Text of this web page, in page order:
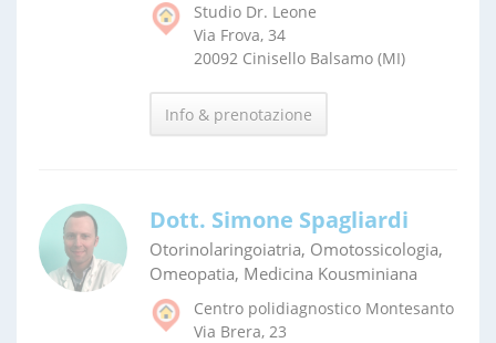
Studio Dr. Leone
Via Frova, 34
20092 Cinisello Balsamo (MI)
Info & prenotazione
Dott. Simone Spagliardi
Otorinolaringoiatria, Omotossicologia,
Omeopatia, Medicina Kousminiana
Centro polidiagnostico Montesanto
Via Brera, 23